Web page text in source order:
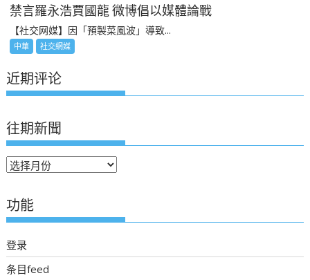
禁言羅永浩賈國龍 微博倡以媒體論戰
【社交网媒】因「預製菜風波」導致...
中華 社交網媒
近期评论
往期新聞
往
新
聞
功能
登录
条目feed